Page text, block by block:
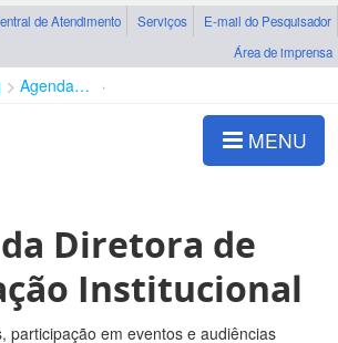
de Atendimento Serviços
E-mail do Pesquisador
Área de imprensa
Agenda de autoridades
MENU
Diretora de
Institucional
participação em eventos e audiências